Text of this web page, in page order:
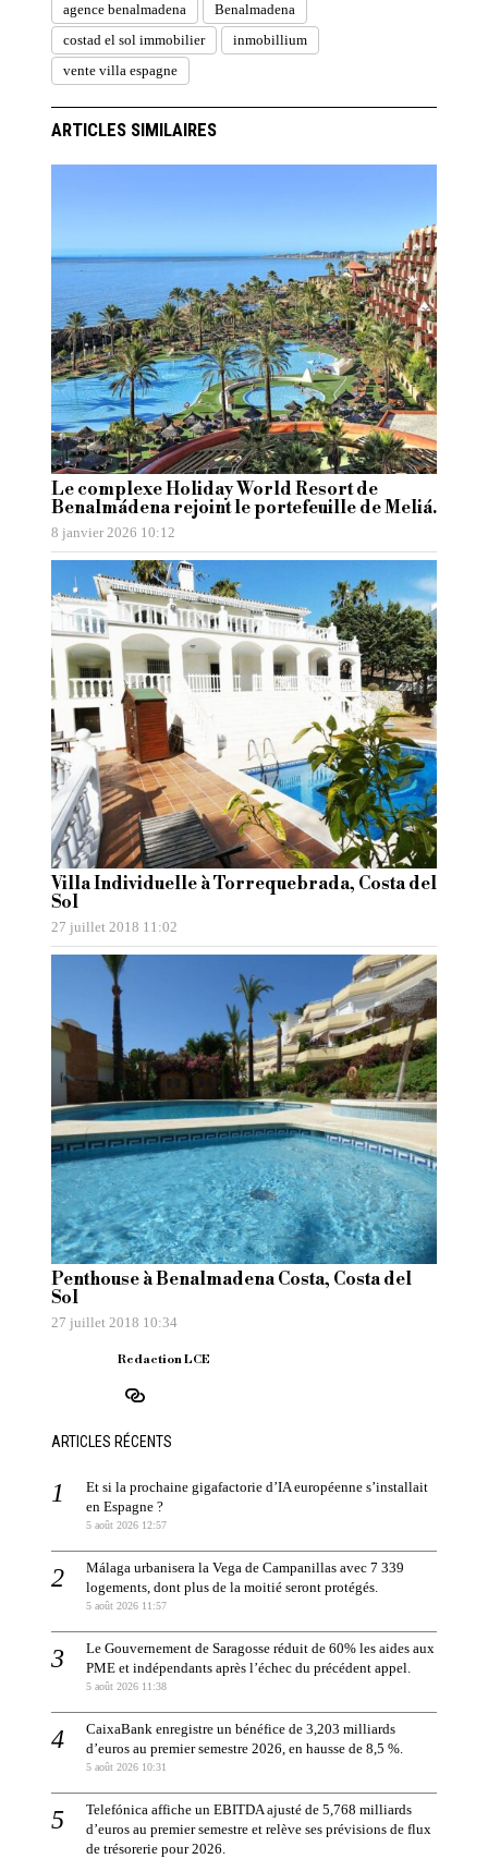
agence benalmadena
Benalmadena
costad el sol immobilier
inmobillium
vente villa espagne
ARTICLES SIMILAIRES
Le complexe Holiday World Resort de
Benalmádena rejoint le portefeuille de Meliá.
8 janvier 2026 10:12
Villa Individuelle à Torrequebrada, Costa del
Sol
27 juillet 2018 11:02
Penthouse à Benalmadena Costa, Costa del
Sol
27 juillet 2018 10:34
Redaction LCE
ARTICLES RÉCENTS
Et si la prochaine gigafactorie d’IA européenne s’installait
en Espagne ?
5 août 2026 12:57
Málaga urbanisera la Vega de Campanillas avec 7 339
logements, dont plus de la moitié seront protégés.
5 août 2026 11:57
Le Gouvernement de Saragosse réduit de 60% les aides aux
PME et indépendants après l’échec du précédent appel.
5 août 2026 11:38
CaixaBank enregistre un bénéfice de 3,203 milliards
d’euros au premier semestre 2026, en hausse de 8,5 %.
5 août 2026 10:31
Telefónica affiche un EBITDA ajusté de 5,768 milliards
d’euros au premier semestre et relève ses prévisions de flux
de trésorerie pour 2026.